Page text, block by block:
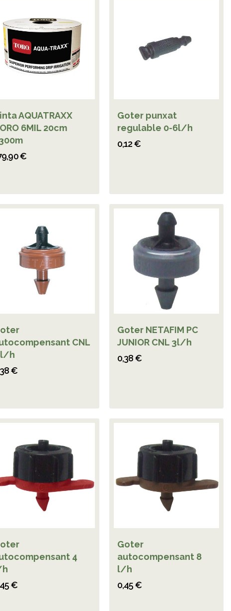
AQUATRAXX
6MIL 20cm
€
Goter punxat
regulable 0-6l/h
0,12 €
CNL
l/h
€
Goter NETAFIM PC
JUNIOR CNL 3l/h
0,38 €
4
€
Goter
autocompensant 8
l/h
0,45 €